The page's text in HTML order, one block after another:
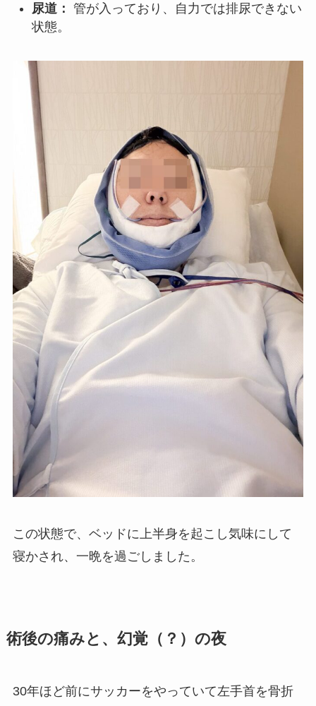
尿道： 管が入っており、自力では排尿できない
状態。
この状態で、ベッドに上半身を起こし気味にして
寝かされ、一晩を過ごしました。
術後の痛みと、幻覚（？）の夜
30年ほど前にサッカーをやっていて左手首を骨折